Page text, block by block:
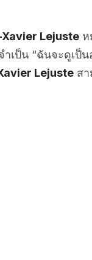
Lejuste ห
เป็น “ฉันจะดูเป็
Lejuste ส